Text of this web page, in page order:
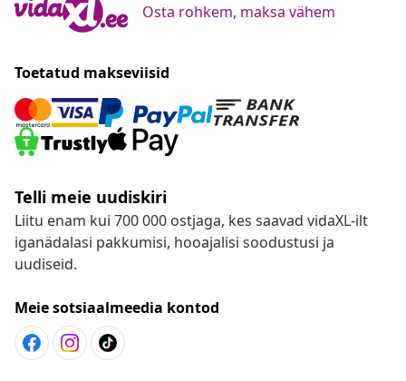
Osta rohkem, maksa vähem
Toetatud makseviisid
Telli meie uudiskiri
Liitu enam kui 700 000 ostjaga, kes saavad vidaXL-ilt
iganädalasi pakkumisi, hooajalisi soodustusi ja
uudiseid.
Meie sotsiaalmeedia kontod